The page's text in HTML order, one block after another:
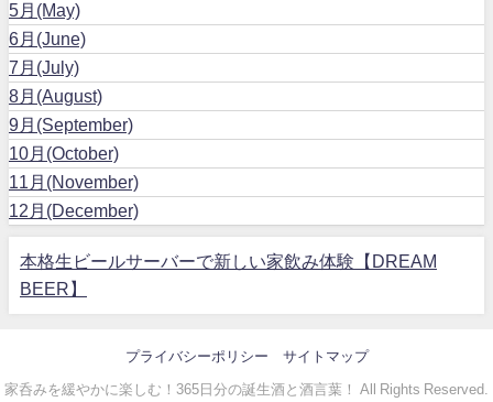
5月(May)
6月(June)
7月(July)
8月(August)
9月(September)
10月(October)
11月(November)
12月(December)
本格生ビールサーバーで新しい家飲み体験【DREAM
BEER】
プライバシーポリシー サイトマップ
家呑みを緩やかに楽しむ！365日分の誕生酒と酒言葉！ All Rights Reserved.